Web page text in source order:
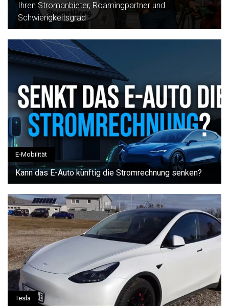
Wartungsfrei ist nicht sorgenfrei: Was braucht ein
Tesla wirklich ?
E-Mobilität
Kann das E-Auto künftig die Stromrechnung senken?
Tesla